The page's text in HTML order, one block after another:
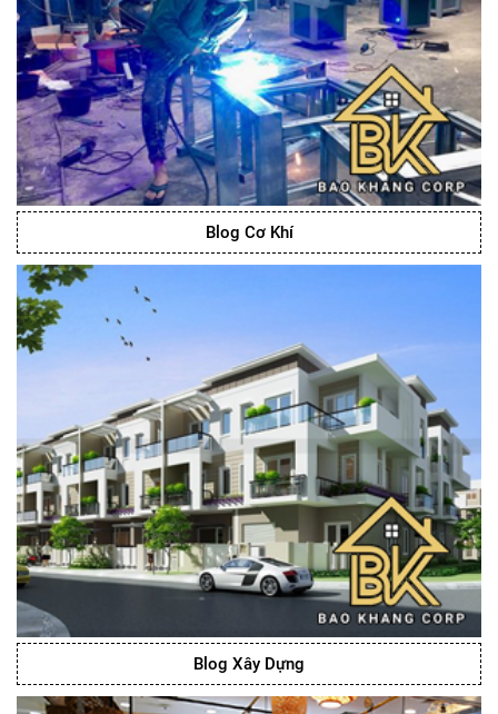
Blog Cơ Khí
Blog Xây Dựng